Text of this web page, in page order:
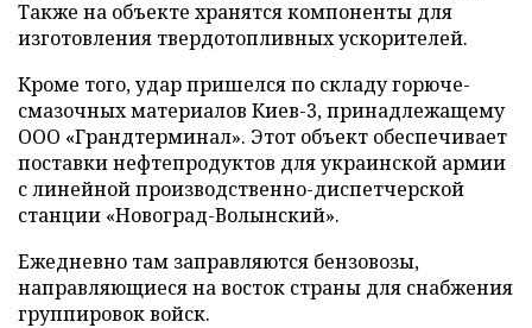
Также на объекте хранятся компоненты для
изготовления твердотопливных ускорителей.
Кроме того, удар пришелся по складу горюче-
смазочных материалов Киев-3, принадлежащему
ООО «Грандтерминал». Этот объект обеспечивает
поставки нефтепродуктов для украинской армии
с линейной производственно-диспетчерской
станции «Новоград-Волынский».
Ежедневно там заправляются бензовозы,
направляющиеся на восток страны для снабжения
группировок войск.